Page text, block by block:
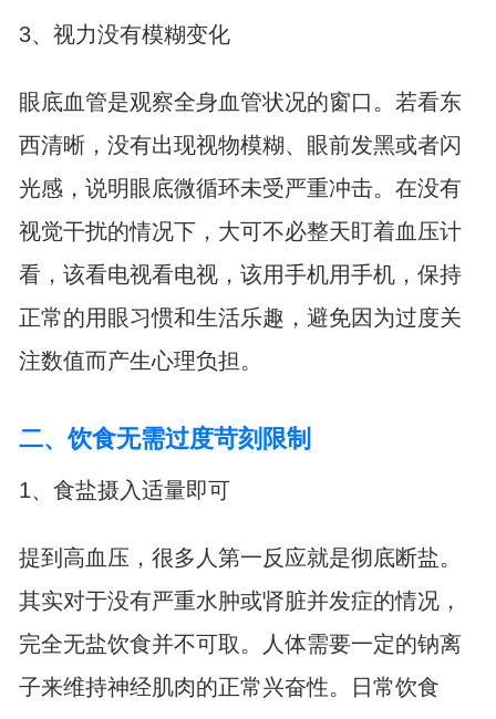
3、视力没有模糊变化
眼底血管是观察全身血管状况的窗口。若看东
西清晰，没有出现视物模糊、眼前发黑或者闪
光感，说明眼底微循环未受严重冲击。在没有
视觉干扰的情况下，大可不必整天盯着血压计
看，该看电视看电视，该用手机用手机，保持
正常的用眼习惯和生活乐趣，避免因为过度关
注数值而产生心理负担。
二、饮食无需过度苛刻限制
1、食盐摄入适量即可
提到高血压，很多人第一反应就是彻底断盐。
其实对于没有严重水肿或肾脏并发症的情况，
完全无盐饮食并不可取。人体需要一定的钠离
子来维持神经肌肉的正常兴奋性。日常饮食